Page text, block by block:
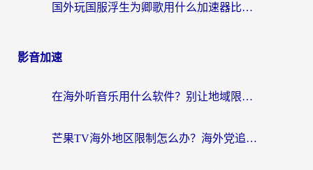
国外玩国服浮生为卿歌用什么加速器比较好？海外党亲测不踩坑指南
影音加速
在海外听音乐用什么软件？别让地域限制断了你的华语歌单
芒果TV海外地区限制怎么办？海外党追剧看片的实用加速器选择指南